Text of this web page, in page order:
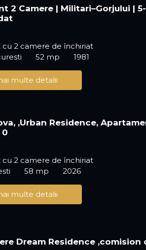
2 Camere | Militari–Gorjului |
2 camere de închiriat
52 mp 1981
multe detalii
,Urban Residence,
0
2 camere de închiriat
58 mp 2026
multe detalii
Dream Residence